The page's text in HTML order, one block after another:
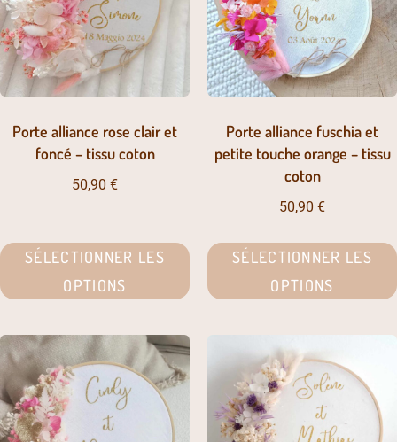
Porte alliance rose clair et
foncé – tissu coton
50,90 €
SÉLECTIONNER LES
OPTIONS
Porte alliance fuschia et
petite touche orange – tissu
coton
50,90 €
SÉLECTIONNER LES
OPTIONS